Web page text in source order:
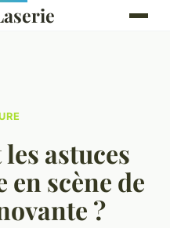
astuces
scène de
?